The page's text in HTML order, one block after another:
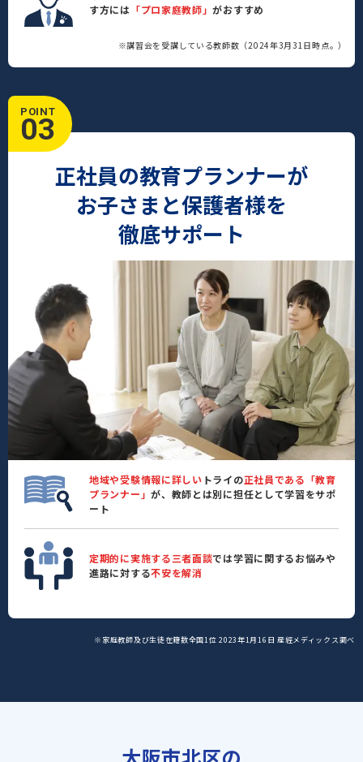
す方には 「プロ家庭教師」がおすすめ
※講習会を受講している教師数（2024年3月31日時点。）
POINT
03
正社員の教育プランナーが
お子さまと保護者様を
徹底サポート
地域や受験情報に詳しい トライの正社員である「教育
プランナー」が、教師とは別に担任として学習をサポ
ート
定期的に実施する三者面談では学習に関するお悩みや
進路に対する不安を解消
※家庭教師及び生徒在籍数全国1位 2023年1月16日 産經メディックス調べ